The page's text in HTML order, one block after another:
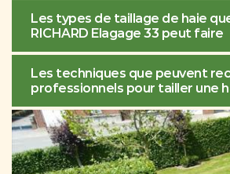
Les types de taillage de haie
RICHARD Elagage 33 peut faire
Les techniques que peuvent
professionnels pour tailler une